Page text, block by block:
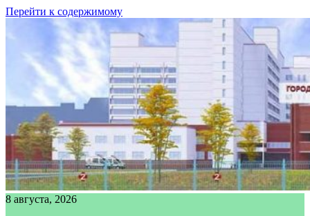
Перейти к содержимому
8 августа, 2026